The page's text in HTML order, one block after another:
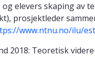
elevers skaping av
prosjektleder
www.ntnu.no/ilu/
2018: Teoretisk